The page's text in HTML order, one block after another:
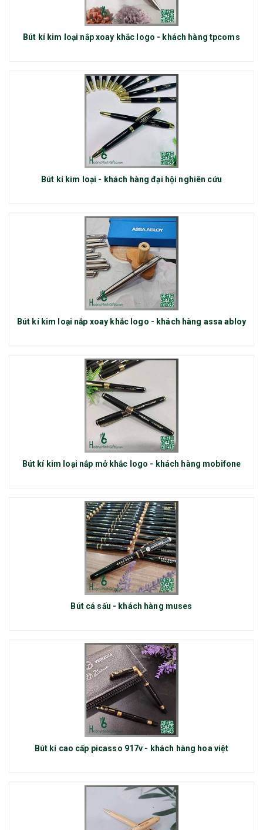
Bút kí kim loại nắp xoay khắc logo - khách hàng tpcoms
Bút kí kim loại - khách hàng đại hội nghiên cứu
Bút kí kim loại nắp xoay khắc logo - khách hàng assa abloy
Bút kí kim loại nắp mở khắc logo - khách hàng mobifone
Bút cá sấu - khách hàng muses
Bút kí cao cấp picasso 917v - khách hàng hoa việt